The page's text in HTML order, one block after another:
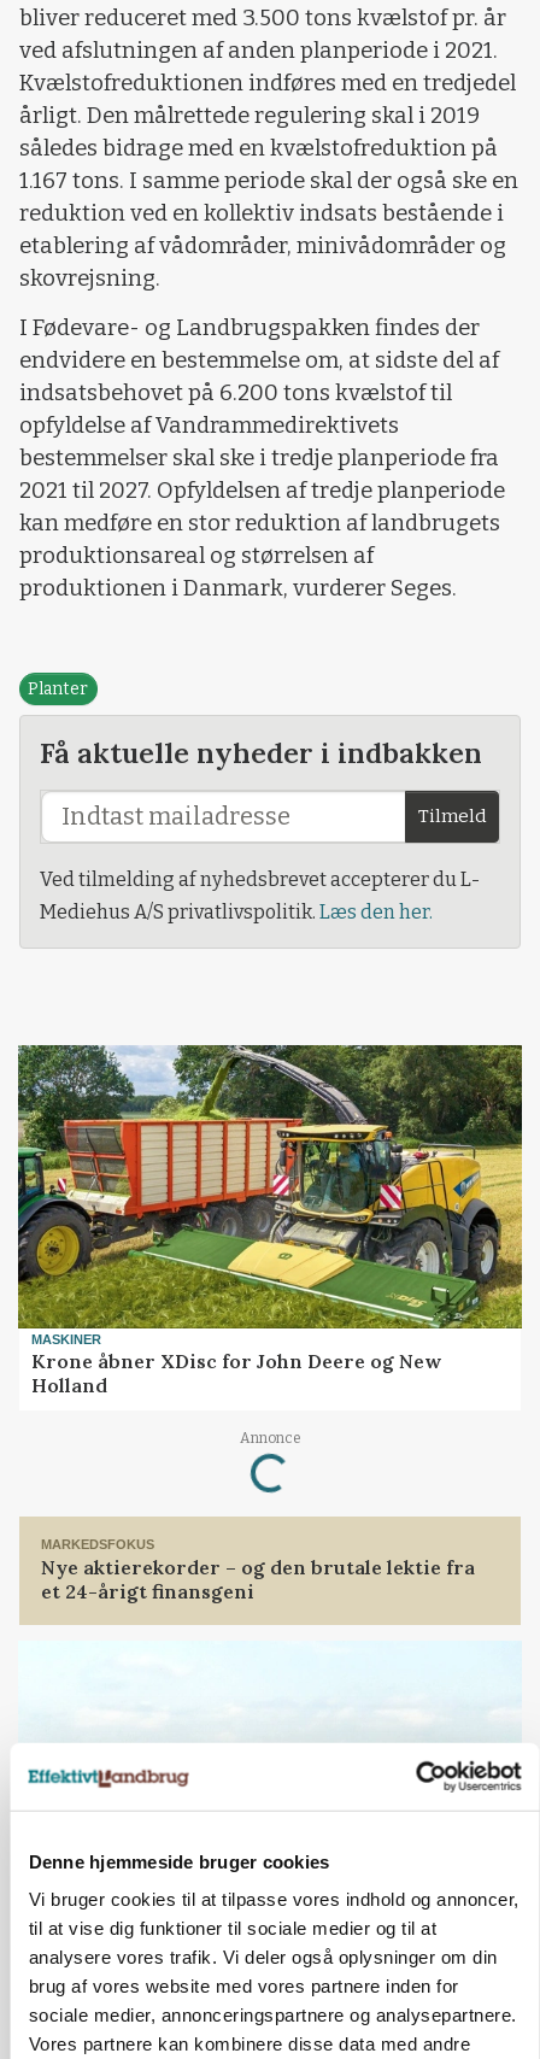
Denne hjemmeside bruger cookies
Vi bruger cookies til at tilpasse vores indhold og annoncer,
til at vise dig funktioner til sociale medier og til at
analysere vores trafik. Vi deler også oplysninger om din
brug af vores website med vores partnere inden for
sociale medier, annonceringspartnere og analysepartnere.
Vores partnere kan kombinere disse data med andre
bliver reduceret med 3.500 tons kvælstof pr. år
ved afslutningen af anden planperiode i 2021.
Kvælstofreduktionen indføres med en tredjedel
årligt. Den målrettede regulering skal i 2019
således bidrage med en kvælstofreduktion på
1.167 tons. I samme periode skal der også ske en
reduktion ved en kollektiv indsats bestående i
etablering af vådområder, minivådområder og
skovrejsning.
I Fødevare- og Landbrugspakken findes der
endvidere en bestemmelse om, at sidste del af
indsatsbehovet på 6.200 tons kvælstof til
opfyldelse af Vandrammedirektivets
bestemmelser skal ske i tredje planperiode fra
2021 til 2027. Opfyldelsen af tredje planperiode
kan medføre en stor reduktion af landbrugets
produktionsareal og størrelsen af
produktionen i Danmark, vurderer Seges.
Planter
Få aktuelle nyheder i indbakken
Tilmeld
Ved tilmelding af nyhedsbrevet accepterer du L-
Mediehus A/S privatlivspolitik. Læs den her.
MASKINER
Krone åbner XDisc for John Deere og New
Holland
Annonce
Loading...
MARKEDSFOKUS
Nye aktierekorder – og den brutale lektie fra
et 24-årigt finansgeni
MARKED
Høstpres kan sænke hvedeprisen yderligere
ANNONCE